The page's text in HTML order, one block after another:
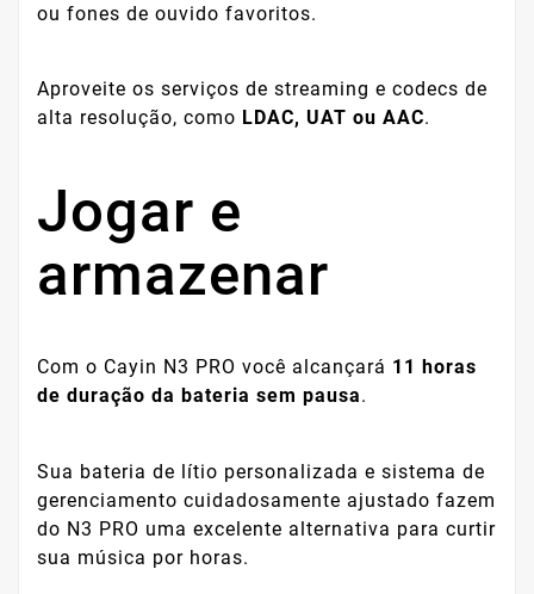
ou fones de ouvido favoritos.
Aproveite os serviços de streaming e codecs de
alta resolução, como LDAC, UAT ou AAC.
Jogar e
armazenar
Com o Cayin N3 PRO você alcançará 11 horas
de duração da bateria sem pausa.
Sua bateria de lítio personalizada e sistema de
gerenciamento cuidadosamente ajustado fazem
do N3 PRO uma excelente alternativa para curtir
sua música por horas.